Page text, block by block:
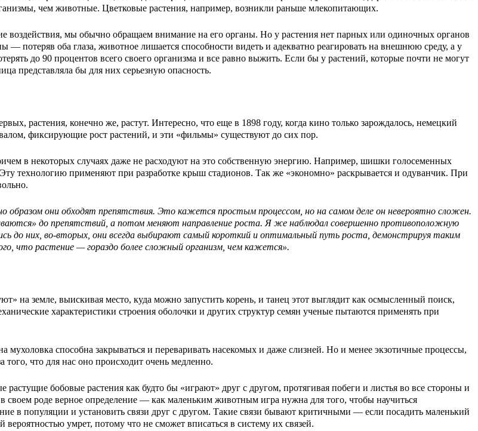
чем животные. Цветковые растения, например, возникли раньше млекопитающих.
воздействия, мы обычно обращаем внимание на его органы. Но у растения нет парных или одиночных органов
потеряв оба глаза, животное лишается способности видеть и адекватно реагировать на внешнюю среду, а у
до 90 процентов всего своего организма и все равно выжить. Если бы у растений, которые почти не могут
представляла бы для них серьезную опасность.
растения, конечно же, растут. Интересно, что еще в 1898 году, когда кино только зарождалось, немецкий
фиксирующие рост растений, и эти «фильмы» существуют до сих пор.
в некоторых случаях даже не расходуют на это собственную энергию. Например, шишки голосеменных
технологию применяют при разработке крыш стадионов. Так же «экономно» раскрывается и одуванчик. При
образом они обходят препятствия. Это кажется простым процессом, но на самом деле он невероятно сложен.
до препятствий, а потом меняют направление роста. Я же наблюдал совершенно противоположную
до них, во-вторых, они всегда выбирают самый короткий и оптимальный путь роста, демонстрируя таким
что растение — гораздо более сложный организм, чем кажется».
на земле, выискивая место, куда можно запустить корень, и танец этот выглядит как осмысленный поиск,
характеристики строения оболочки и других структур семян ученые пытаются применять при
способна закрываться и переваривать насекомых и даже слизней. Но и менее экзотичные процессы,
что для нас оно происходит очень медленно.
бобовые растения как будто бы «играют» друг с другом, протягивая побеги и листья во все стороны и
своем роде верное определение — как маленьким животным игра нужна для того, чтобы научиться
в популяции и установить связи друг с другом. Такие связи бывают критичными — если посадить маленький
умрет, потому что не сможет вписаться в систему их связей.